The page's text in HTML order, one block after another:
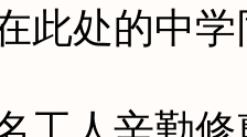
此处的中学